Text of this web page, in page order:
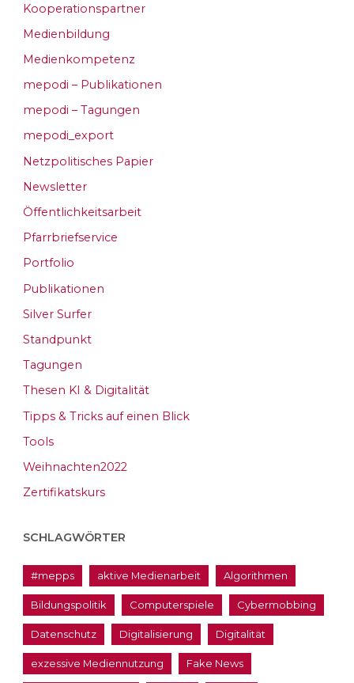
Kooperationspartner
Medienbildung
Medienkompetenz
mepodi – Publikationen
mepodi – Tagungen
mepodi_export
Netzpolitisches Papier
Newsletter
Öffentlichkeitsarbeit
Pfarrbriefservice
Portfolio
Publikationen
Silver Surfer
Standpunkt
Tagungen
Thesen KI & Digitalität
Tipps & Tricks auf einen Blick
Tools
Weihnachten2022
Zertifikatskurs
SCHLAGWÖRTER
#mepps aktive Medienarbeit Algorithmen
Bildungspolitik Computerspiele Cybermobbing
Datenschutz Digitalisierung Digitalität
exzessive Mediennutzung Fake News